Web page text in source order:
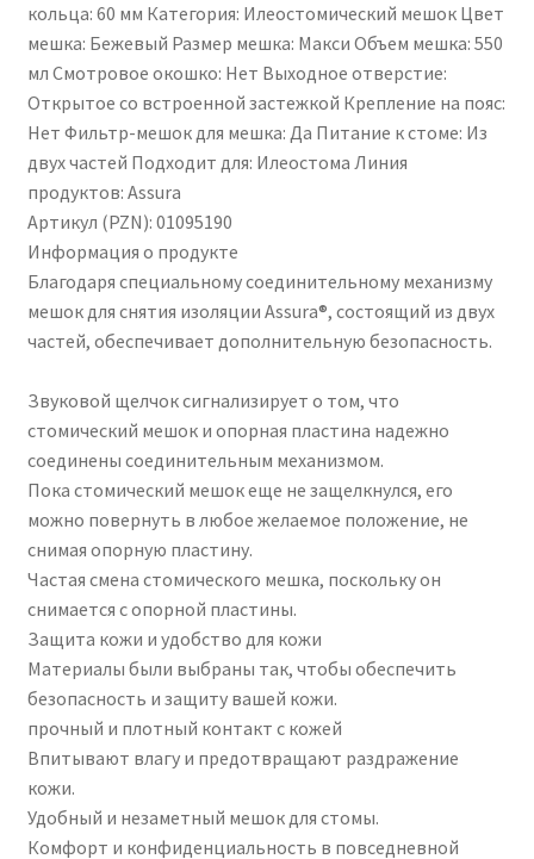
кольца: 60 ​​мм Категория: Илеостомический мешок Цвет
мешка: Бежевый Размер мешка: Макси Объем мешка: 550
мл Смотровое окошко: Нет Выходное отверстие:
Открытое со встроенной застежкой Крепление на пояс:
Нет Фильтр-мешок для мешка: Да Питание к стоме: Из
двух частей Подходит для: Илеостома Линия
продуктов: Assura
Артикул (PZN): 01095190
Информация о продукте
Благодаря специальному соединительному механизму
мешок для снятия изоляции Assura®, состоящий из двух
частей, обеспечивает дополнительную безопасность.
Звуковой щелчок сигнализирует о том, что
стомический мешок и опорная пластина надежно
соединены соединительным механизмом.
Пока стомический мешок еще не защелкнулся, его
можно повернуть в любое желаемое положение, не
снимая опорную пластину.
Частая смена стомического мешка, поскольку он
снимается с опорной пластины.
Защита кожи и удобство для кожи
Материалы были выбраны так, чтобы обеспечить
безопасность и защиту вашей кожи.
прочный и плотный контакт с кожей
Впитывают влагу и предотвращают раздражение
кожи.
Удобный и незаметный мешок для стомы.
Комфорт и конфиденциальность в повседневной